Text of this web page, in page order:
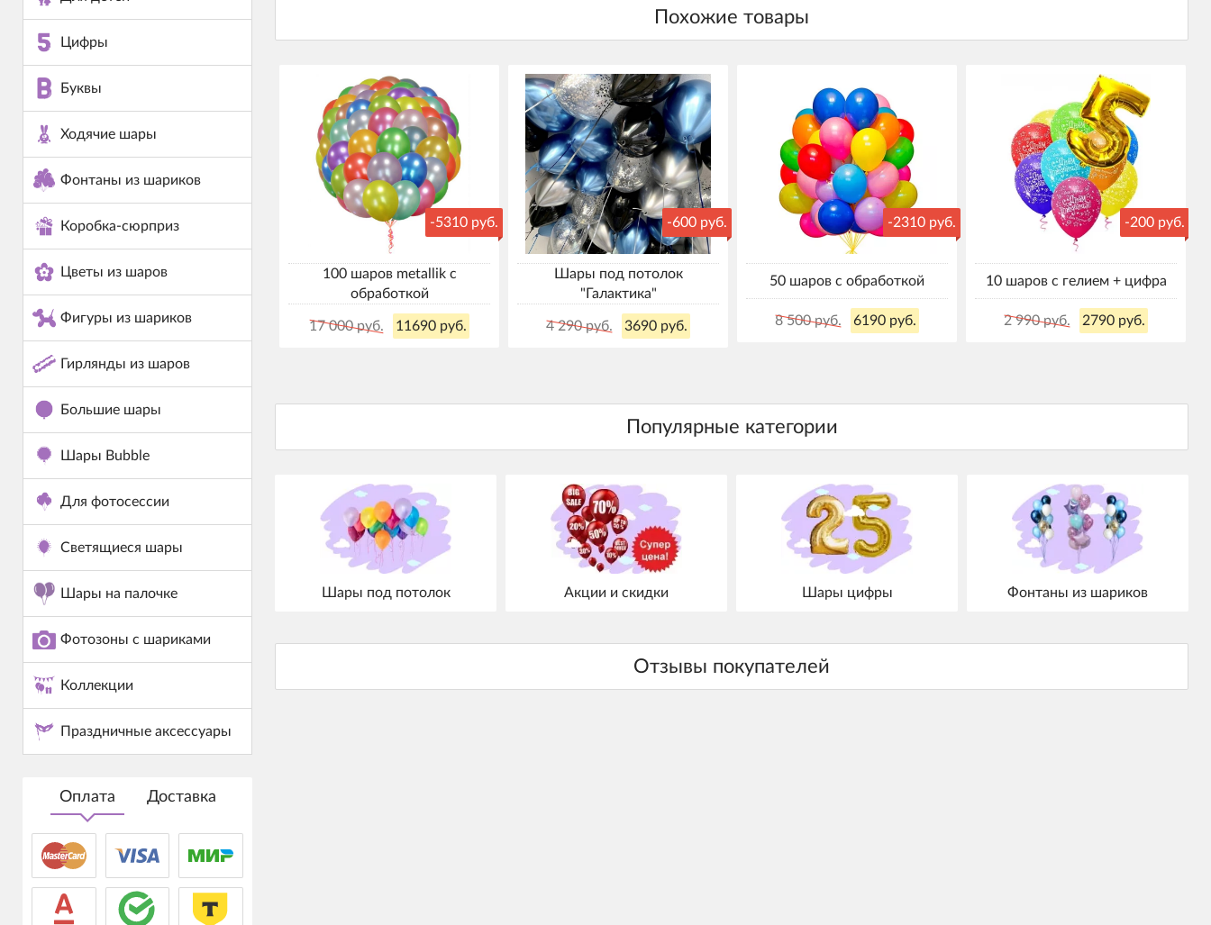
Цифры
Буквы
Ходячие шары
Фонтаны из шариков
Коробка-сюрприз
Цветы из шаров
Фигуры из шариков
Гирлянды из шаров
Большие шары
Шары Bubble
Для фотосессии
Светящиеся шары
Шары на палочке
Фотозоны с шариками
Коллекции
Праздничные аксессуары
Оплата Доставка
-5310 руб.
100 шаров metallik с
обработкой
17 000 руб. 11690 руб.
-600 руб.
Шары под потолок
"Галактика"
4 290 руб. 3690 руб.
-2310 руб.
50 шаров с обработкой
8 500 руб. 6190 руб.
-200 руб.
10 шаров с гелием + цифра
2 990 руб. 2790 руб.
Шары под потолок Акции и скидки Шары цифры Фонтаны из шариков